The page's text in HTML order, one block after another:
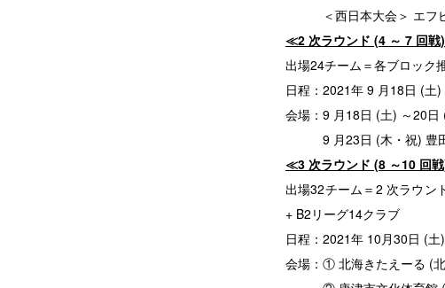
＜西日本大会＞ エフピ
≪2 次ラウンド (4 ～ 7 回
出場24チーム＝各ブロック
日程：2021年 9 月18日 (土
会場：9 月18日 (土) ～20
9 月23日 (木・祝) 豊田
≪3 次ラウンド (8 ～10 回
出場32チーム＝2 次ラウン
+ B2リーグ14クラブ
日程：2021年 10月30日 (
会場：① 北海きたえーる (